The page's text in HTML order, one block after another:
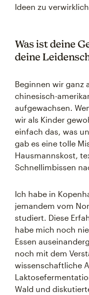
Ideen zu
Was ist deine
deine
Beginnen wir ganz
chinesisch-
aufgewachsen.
wir als Kinder
einfach das, was
gab es eine tolle
Hausmannskost,
Schnellimbissen
Ich habe in
jemandem vom
studiert. Diese
habe mich noch
Essen
noch mit dem
wissenschaftliche
Wald und